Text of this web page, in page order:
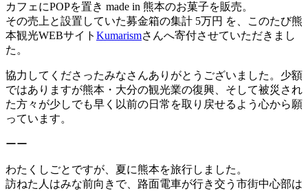
カフェにPOPを置き made in 熊本のお菓子を販売。
その売上と設置していた募金箱の集計 5万円 を、このたび熊
本観光WEBサイト Kumarismさんへ寄付させていただきまし
た。
協力してくださったみなさんありがとうございました。少額
ではありますが熊本・大分の観光業の復興、そして被災され
た方々が少しでも早く以前の日常を取り戻せるよう 心から願
っています。
ーー
わたくしごとですが、夏に熊本を旅行しました。
訪ねた人はみな前向きで、路面電車が行き交う市街中心部は